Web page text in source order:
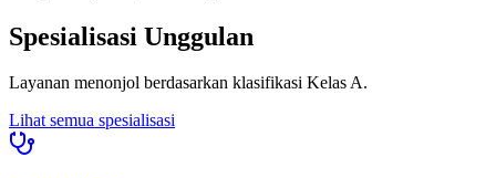
Spesialisasi Unggulan
Layanan menonjol berdasarkan klasifikasi Kelas A.
Lihat semua spesialisasi